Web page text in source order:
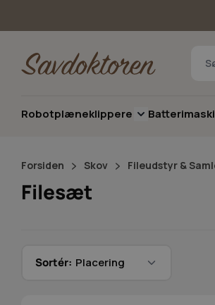
Robotplæneklippere Toggle
Forsiden Skov Fileudstyr &
Filesæt
Sortér: